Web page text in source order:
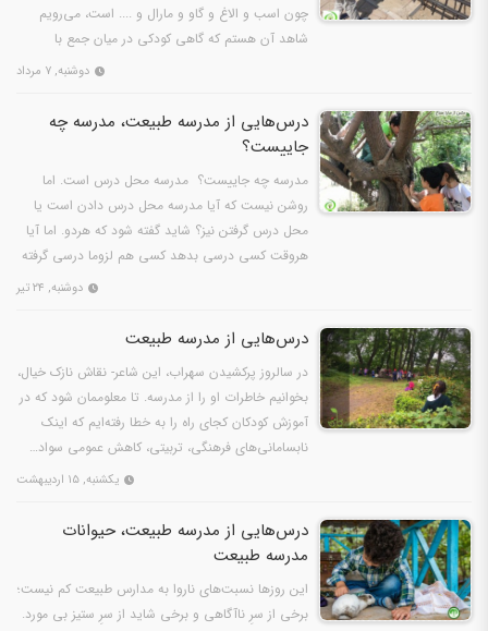
چون اسب و الاغ و گاو و مارال و .... است، می‌رویم
شاهد آن هستم که گاهی کودکی در میان جمع با
دوشنبه, ۷ مرداد
درس‌هایی از مدرسه طبیعت، مدرسه چه
جاییست؟
مدرسه چه جاییست؟ مدرسه محل درس است. اما
روشن نیست که آیا مدرسه محل درس دادن است یا
محل درس گرفتن نیز؟ شاید گفته شود که هردو. اما آیا
هروقت کسی درسی بدهد کسی هم لزوما درسی گرفته
دوشنبه, ۲۴ تیر
درس‌هایی از مدرسه طبیعت
در سالروز پرکشیدن سهراب، این شاعر- نقاش نازک خیال،
بخوانیم خاطرات او را از مدرسه. تا معلوممان شود که در
آموزش کودکان کجای راه را به خطا رفته‌ایم که اینک
نابسامانی‌های فرهنگی، تربیتی، کاهش عمومی سواد…
یکشنبه, ۱۵ اردیبهشت
درس‌هایی از مدرسه طبیعت، حیوانات
مدرسه طبیعت
این روزها نسبت‌های ناروا به مدارس طبیعت کم نیست؛
برخی از سرِ ناآگاهی و برخی شاید از سرِ ستیز بی مورد.